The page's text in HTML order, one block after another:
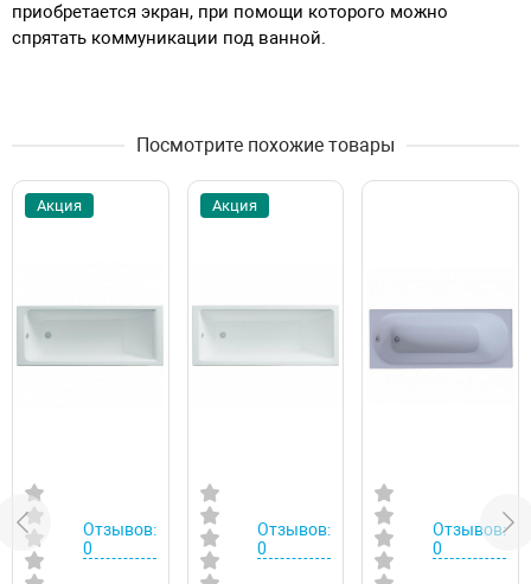
приобретается экран, при помощи которого можно
спрятать коммуникации под ванной.
Посмотрите похожие товары
Акция
Отзывов:
0
Акция
Отзывов:
0
Отзывов:
0